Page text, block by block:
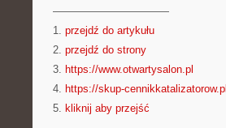
———————————
1. przejdź do artykułu
2. przejdź do strony
3. https://www.otwartysalon.pl
4. https://skup-cennikkatalizatorow.pl
5. kliknij aby przejść